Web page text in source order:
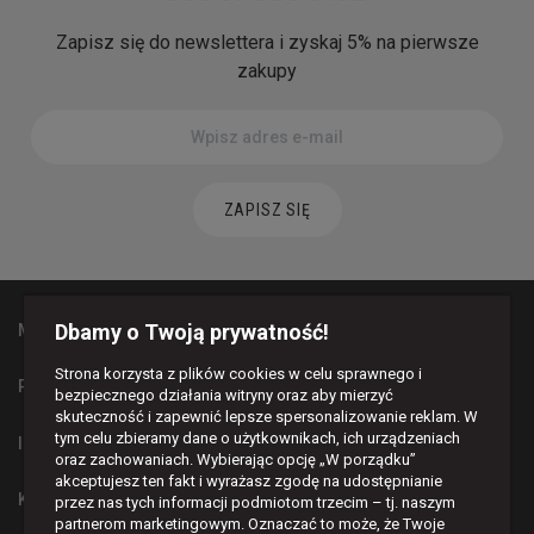
Zapisz się do newslettera i zyskaj 5% na pierwsze
zakupy
ZAPISZ SIĘ
MAPA STRONY
PŁATNOŚCI I DOSTAWA
INFORMACJE
KONTAKT
Dbamy o Twoją prywatność!
Strona korzysta z plików cookies w celu sprawnego i
bezpiecznego działania witryny oraz aby mierzyć
skuteczność i zapewnić lepsze spersonalizowanie reklam. W
tym celu zbieramy dane o użytkownikach, ich urządzeniach
oraz zachowaniach. Wybierając opcję „W porządku”
akceptujesz ten fakt i wyrażasz zgodę na udostępnianie
przez nas tych informacji podmiotom trzecim – tj. naszym
partnerom marketingowym. Oznaczać to może, że Twoje